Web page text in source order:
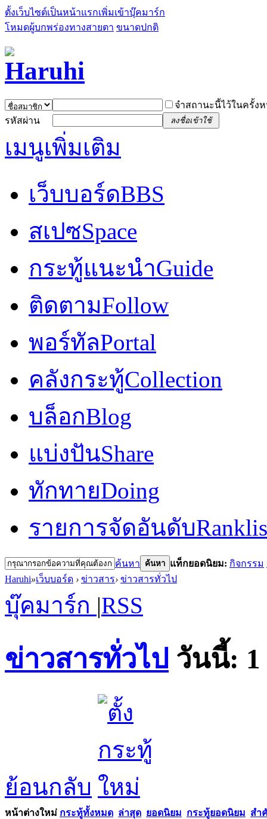
ตั้งเว็บไซต์เป็นหน้าแรกเพิ่มเข้าบุ๊คมาร์ก
โหมดผู้บกพร่องทางสายตา ขนาดปกติ
จำสถานะนี้ไว้ในครั้ง
รหัสผ่าน
ลงชื่อเข้าใช้
เมนูเพิ่มเติม
เว็บบอร์ดBBS
สเปซSpace
กระทู้แนะนำGuide
ติดตามFollow
พอร์ทัลPortal
คลังกระทู้Collection
บล็อกBlog
แบ่งปันShare
ทักทายDoing
รายการจัดอันดับ
ค้นหา ค้นหา แท็กยอดนิยม: กิจกรรม
Haruhi»เว็บบอร์ด › ข่าวสาร› ข่าวสารทั่วไป
บุ๊คมาร์ก |RSS
ข่าวสารทั่วไป วันนี้: 1
ย้อนกลับ
หน้าต่างใหม่ กระทู้ทั้งหมด ล่าสุด ยอดนิยม กระทู้ยอดนิยม สำ